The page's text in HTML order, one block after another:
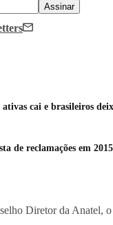
Assinar
cai e brasileiros
de reclamações em
Diretor da Anatel,